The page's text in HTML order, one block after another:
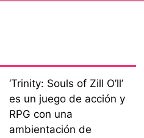
‘Trinity: Souls of Zill O’ll’
es un juego de acción y
RPG con una
ambientación de